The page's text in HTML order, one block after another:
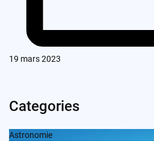
19 mars 2023
Categories
Astronomie